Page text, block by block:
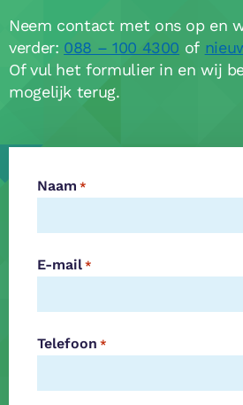
Neem contact met ons op en
verder: 088 – 100 4300 of
Of vul het formulier in en wij
mogelijk terug.
Naam *
E-mail *
Telefoon *